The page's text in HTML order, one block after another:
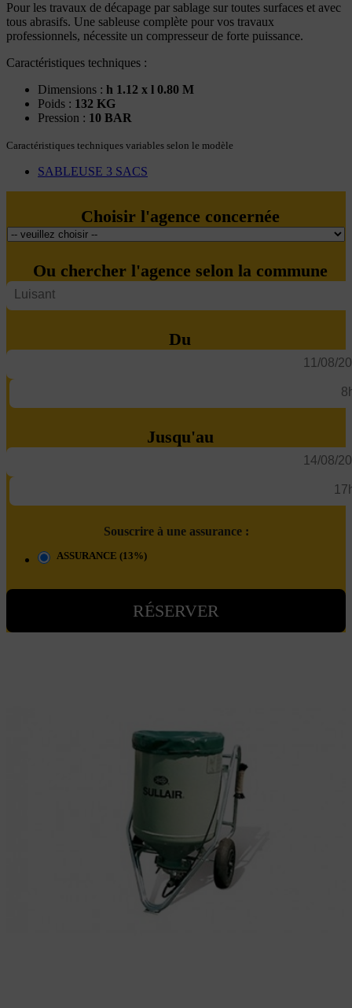
Pour les travaux de décapage par sablage sur toutes surfaces et avec
tous abrasifs. Une sableuse complète pour vos travaux
professionnels, nécessite un compresseur de forte puissance.
Caractéristiques techniques :
Dimensions : h 1.12 x l 0.80 M
Poids : 132 KG
Pression : 10 BAR
Caractéristiques techniques variables selon le modèle
SABLEUSE 3 SACS
Choisir l'agence concernée
Ou chercher l'agence selon la commune
Du
Jusqu'au
Souscrire à une assurance :
ASSURANCE (13%)
RÉSERVER